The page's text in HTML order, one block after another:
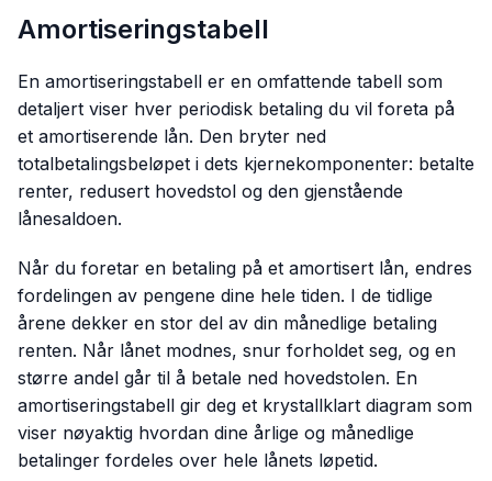
Amortiseringstabell
En amortiseringstabell er en omfattende tabell som
detaljert viser hver periodisk betaling du vil foreta på
et amortiserende lån. Den bryter ned
totalbetalingsbeløpet i dets kjernekomponenter: betalte
renter, redusert hovedstol og den gjenstående
lånesaldoen.
Når du foretar en betaling på et amortisert lån, endres
fordelingen av pengene dine hele tiden. I de tidlige
årene dekker en stor del av din månedlige betaling
renten. Når lånet modnes, snur forholdet seg, og en
større andel går til å betale ned hovedstolen. En
amortiseringstabell gir deg et krystallklart diagram som
viser nøyaktig hvordan dine årlige og månedlige
betalinger fordeles over hele lånets løpetid.